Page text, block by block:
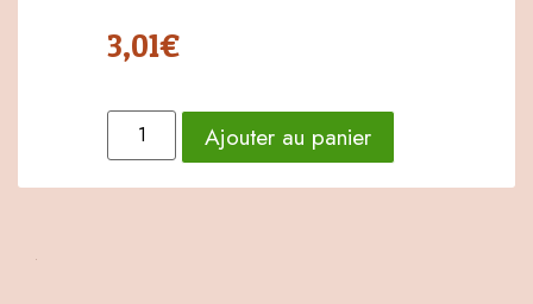
3,01€
Ajouter au panier